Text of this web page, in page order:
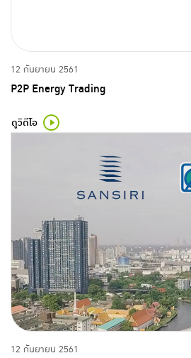
12 กันยายน 2561
P2P Energy Trading
ดูวิดีโอ
12 กันยายน 2561